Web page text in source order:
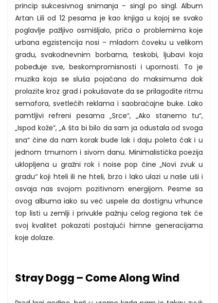
princip sukcesivnog snimanja – singl po singl. Album
Artan Lili od 12 pesama je kao knjiga u kojoj se svako
poglavlje pažljivo osmišljalo, priča o problemima koje
urbana egzistencija nosi – mladom čoveku u velikom
gradu, svakodnevnim borbama, teskobi, ljubavi koja
pobeđuje sve, beskompromisnosti i upornosti. To je
muzika koja se sluša pojačana do maksimuma dok
prolazite kroz grad i pokušavate da se prilagodite ritmu
semafora, svetlećih reklama i saobraćajne buke. Lako
pamtljivi refreni pesama „Srce“, „Ako stanemo tu“,
„Ispod kože“, „A šta bi bilo da sam ja odustala od svoga
sna“ čine da nam korak bude lak i daju poleta čak i u
jednom tmurnom i sivom danu. Minimalistička poezija
uklopljena u gražni rok i noise pop čine „Novi zvuk u
gradu“ koji hteli ili ne hteli, brzo i lako ulazi u naše uši i
osvaja nas svojom pozitivnom energijom. Pesme sa
ovog albuma iako su već uspele da dostignu vrhunce
top listi u zemlji i privukle pažnju celog regiona tek će
svoj kvalitet pokazati postajući himne generacijama
koje dolaze.
Stray Dogg – Come Along Wind